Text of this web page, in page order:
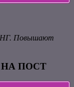
СНГ. Повышают
ПОСТ